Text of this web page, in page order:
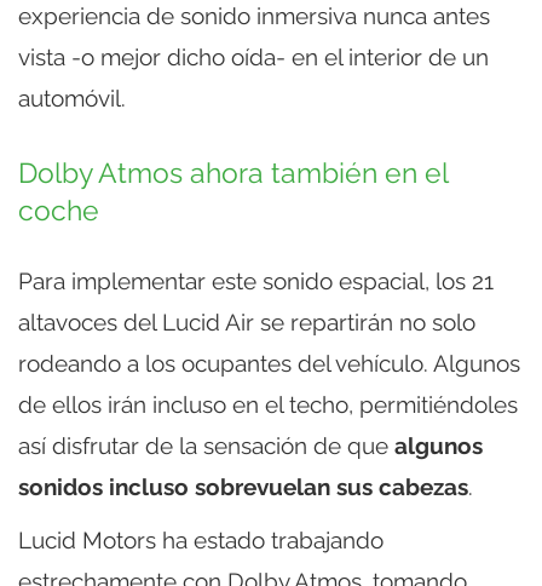
experiencia de sonido inmersiva nunca antes
vista -o mejor dicho oída- en el interior de un
automóvil.
Dolby Atmos ahora también en el
coche
Para implementar este sonido espacial, los 21
altavoces del Lucid Air se repartirán no solo
rodeando a los ocupantes del vehículo. Algunos
de ellos irán incluso en el techo, permitiéndoles
así disfrutar de la sensación de que algunos
sonidos incluso sobrevuelan sus cabezas.
Lucid Motors ha estado trabajando